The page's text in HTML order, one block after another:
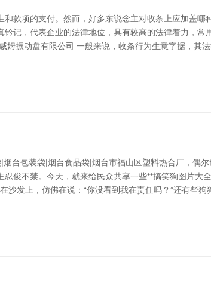
款项的支付。然而，好多东说念主对收条上应加盖
记，代表企业的法律地位，具有较高的法律着力，
振动盘有限公司 一般来说，收条行为生意字据，其
台包装袋|烟台食品袋|烟台市福山区塑料热合厂，偶
俊不禁。今天，就来给民众共享一些**搞笑狗图片大
沙发上，仿佛在说：“你没看到我在责任吗？”还有些